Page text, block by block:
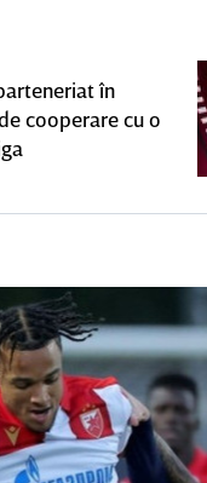
în
cooperare cu o